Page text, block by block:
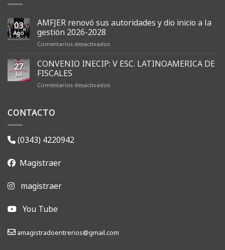
03
Ago
AMFJER renovó sus autoridades y dio inicio a la
gestión 2026-2028
Comentarios desactivadosen
renovó
sus
y
27
Jul
CONVENIO INECIP: V ESC. LATINOAMERICA DE
FISCALES
Comentarios desactivadosen
CONTACTO
(0343) 4220942
Magistraer
magistraer
You Tube
amagistradoentrerios@gmail.com